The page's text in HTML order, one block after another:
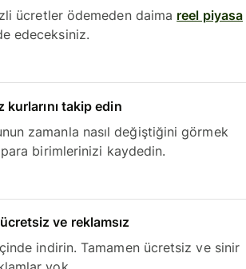
ücretler ödemeden daima reel piyasa
edeceksiniz.
kurlarını takip edin
zamanla nasıl değiştiğini görmek
birimlerinizi kaydedin.
ve reklamsız
indirin. Tamamen ücretsiz ve sinir